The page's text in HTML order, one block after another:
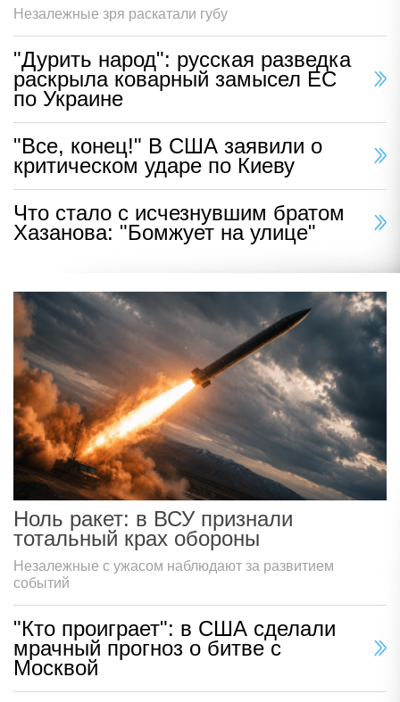
Незалежные зря раскатали губу
"Дурить народ": русская разведка
раскрыла коварный замысел ЕС
по Украине
"Все, конец!" В США заявили о
критическом ударе по Киеву
Что стало с исчезнувшим братом
Хазанова: "Бомжует на улице"
Ноль ракет: в ВСУ признали
тотальный крах обороны
Незалежные с ужасом наблюдают за развитием
событий
"Кто проиграет": в США сделали
мрачный прогноз о битве с
Москвой